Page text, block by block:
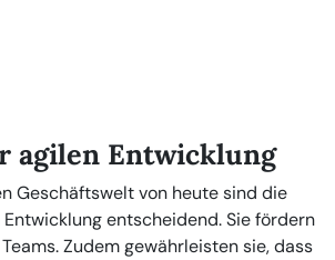
agilen Entwicklung
Geschäftswelt von heute sind die
entscheidend. Sie fördern
Zudem gewährleisten sie, dass